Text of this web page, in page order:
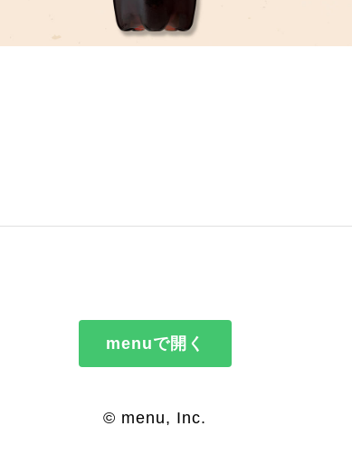
menuで開く
© menu, Inc.